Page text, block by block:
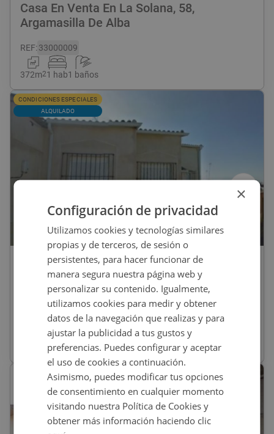
Casa En Venta En La Solana, 58,
Argamasilla De Alba
REF:33000009
372m21 hab1 baños
CONDICIONES ESPECIALES
ALQUILADO
170.000€
Casa En Venta En CL ERMITA, 4, Bolaños
De Calatrava
01400267
m23 habs2 baños
×
Configuración de privacidad
Utilizamos cookies y tecnologías similares
propias y de terceros, de sesión o
persistentes, para hacer funcionar de
manera segura nuestra página web y
personalizar su contenido. Igualmente,
utilizamos cookies para medir y obtener
datos de la navegación que realizas y para
ajustar la publicidad a tus gustos y
preferencias. Puedes configurar y aceptar
el uso de cookies a continuación.
Asimismo, puedes modificar tus opciones
de consentimiento en cualquier momento
visitando nuestra Política de Cookies y
obtener más información haciendo clic